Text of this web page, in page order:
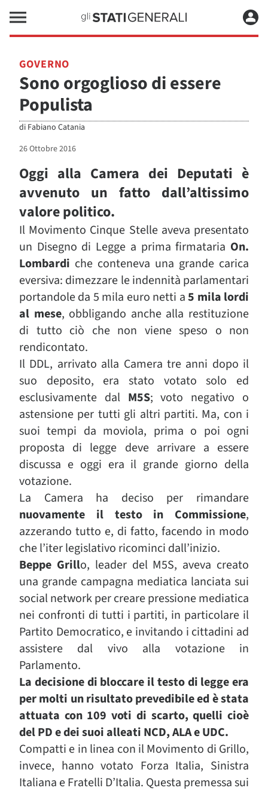
GOVERNO
Sono orgoglioso di essere
Populista
di Fabiano Catania
26 Ottobre 2016
Oggi alla Camera dei Deputati è
avvenuto un fatto dall’altissimo
valore politico.
Il Movimento Cinque Stelle aveva presentato
un Disegno di Legge a prima firmataria On.
Lombardi che conteneva una grande carica
eversiva: dimezzare le indennità parlamentari
portandole da 5 mila euro netti a5 mila lordi
al mese, obbligando anche alla restituzione
di tutto ciò che non viene speso o non
rendicontato.
Il DDL, arrivato alla Camera tre anni dopo il
suo deposito, era stato votato solo ed
esclusivamente dalM5S; voto negativo o
astensione per tutti gli altri partiti. Ma, con i
suoi tempi da moviola, prima o poi ogni
proposta di legge deve arrivare a essere
discussa e oggi era il grande giorno della
votazione.
La Camera ha deciso per rimandare
nuovamente il testo in Commissione,
azzerando tutto e, di fatto, facendo in modo
che l’iter legislativo ricominci dall’inizio.
Beppe Grillo, leader del M5S, aveva creato
una grande campagna mediatica lanciata sui
social network per creare pressione mediatica
nei confronti di tutti i partiti, in particolare il
Partito Democratico, e invitando i cittadini ad
assistere dal vivo alla votazione in
Parlamento.
La decisione di bloccare il testo di legge era
per molti un risultato prevedibile ed è stata
attuata con 109 voti di scarto, quelli cioè
del PD e dei suoi alleati NCD, ALA e UDC.
Compatti e in linea con il Movimento di Grillo,
invece, hanno votato Forza Italia, Sinistra
Italiana e Fratelli D’Italia. Questa premessa sui